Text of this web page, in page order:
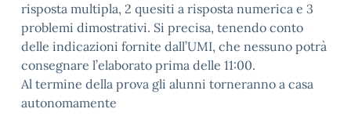
risposta multipla, 2 quesiti a risposta numerica e 3
problemi dimostrativi. Si precisa, tenendo conto
delle indicazioni fornite dall’UMI, che nessuno potrà
consegnare l’elaborato prima delle 11:00.
Al termine della prova gli alunni torneranno a casa
autonomamente